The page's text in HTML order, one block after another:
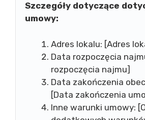
Szczegóły dotyczące
umowy:
Adres lokalu: [Adres
Data rozpoczęcia
rozpoczęcia najmu]
Data zakończenia
[Data zakończenia
Inne warunki umowy: